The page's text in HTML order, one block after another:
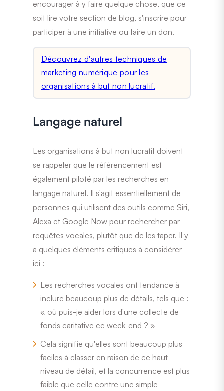
encourager à y faire quelque chose, que ce
soit lire votre section de blog, s'inscrire pour
participer à une initiative ou faire un don.
Découvrez d'autres techniques de
marketing numérique pour les
organisations à but non lucratif.
Langage naturel
Les organisations à but non lucratif doivent
se rappeler que le référencement est
également piloté par les recherches en
langage naturel. Il s'agit essentiellement de
personnes qui utilisent des outils comme Siri,
Alexa et Google Now pour rechercher par
requêtes vocales, plutôt que de les taper. Il y
a quelques éléments critiques à considérer
ici :
Les recherches vocales ont tendance à
inclure beaucoup plus de détails, tels que :
« où puis-je aider lors d'une collecte de
fonds caritative ce week-end ? »
Cela signifie qu'elles sont beaucoup plus
faciles à classer en raison de ce haut
niveau de détail, et la concurrence est plus
faible que celle contre une simple